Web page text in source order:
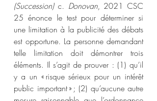
(Succession) c. Donovan, 2021 CSC
25 énonce le test pour déterminer si
une limitation à la publicité des débats
est opportune. La personne demandant
telle limitation doit démontrer trois
éléments. Il s’agit de prouver : (1) qu’il
y a un « risque sérieux pour un intérêt
public important » ; (2) qu’aucune autre